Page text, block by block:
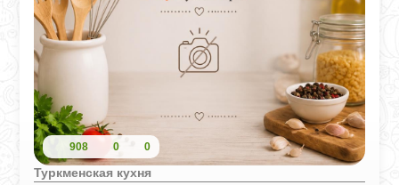
908 0 0
Туркменская кухня